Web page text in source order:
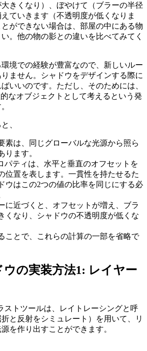
きくなり）、ぼやけて（ブラーの半径
ていきます（不透明度が低くなりま
ができない場合は、部屋の中にある物
。他の物の影との違いを比べてみてく
境での経験が豊富なので、新しいルー
ません。シャドウをデザインする際に
いいのです。ただし、そのためには、
なオブジェクトとして考えるという発
、
素は、同じグローバルな光源から照ら
ります。
パティは、水平と垂直のオフセットを
位置を表します。一貫性を持たせるた
ウはこの2つの値の比率を同じにする必
に近づくと、オフセットが増え、ブラ
くなり、シャドウの不透明度が低くな
ことで、これらの計算の一部を省略で
の実装方法1: レイヤー
ストツールは、レイトレーシングと呼
と反射をシミュレート）を用いて、リ
を作り出すことができます。